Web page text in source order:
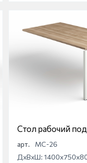
Стол рабочий
тумбу на О-
Магна МС-26
арт.
МС-26
ДхВхШ: